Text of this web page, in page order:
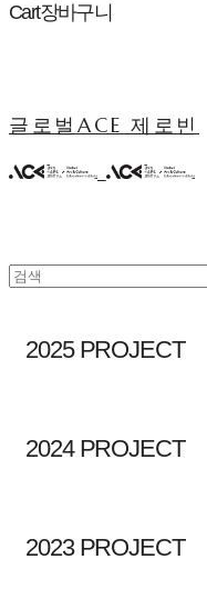
Cart장바구니
글로벌ACE 제로빈
2025 PROJECT
2024 PROJECT
2023 PROJECT